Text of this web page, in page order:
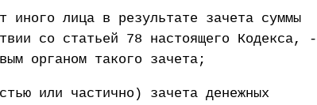
иного лица в результате зачета суммы
со статьей 78 настоящего Кодекса, -
органом такого зачета;
или частично) зачета денежных